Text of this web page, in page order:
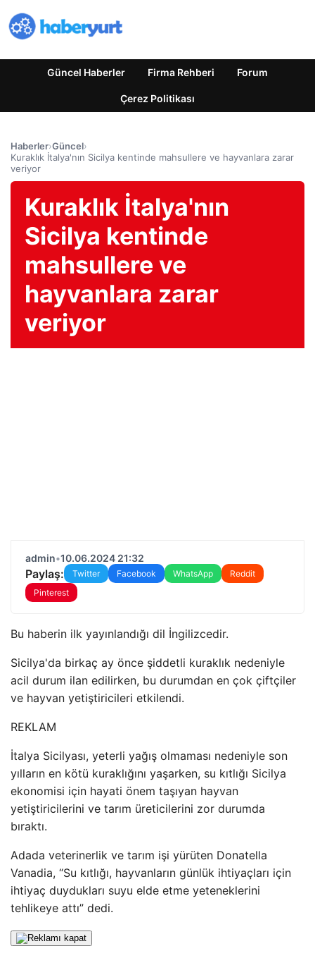
Güncel Haberler Firma Rehberi Forum
Çerez Politikası
Haberler›Güncel›
Kuraklık İtalya'nın Sicilya kentinde mahsullere ve hayvanlara zarar
veriyor
Kuraklık İtalya'nın
Sicilya kentinde
mahsullere ve
hayvanlara zarar
veriyor
admin•10.06.2024 21:32
Paylaş: Twitter Facebook WhatsApp
Reddit
Pinterest
Bu haberin ilk yayınlandığı dil İngilizcedir.
Sicilya'da birkaç ay önce şiddetli kuraklık nedeniyle
acil durum ilan edilirken, bu durumdan en çok çiftçiler
ve hayvan yetiştiricileri etkilendi.
REKLAM
İtalya Sicilyası, yeterli yağış olmaması nedeniyle son
yılların en kötü kuraklığını yaşarken, su kıtlığı Sicilya
ekonomisi için hayati önem taşıyan hayvan
yetiştiricilerini ve tarım üreticilerini zor durumda
bıraktı.
Adada veterinerlik ve tarım işi yürüten Donatella
Vanadia, “Su kıtlığı, hayvanların günlük ihtiyaçları için
ihtiyaç duydukları suyu elde etme yeteneklerini
tehlikeye attı” dedi.